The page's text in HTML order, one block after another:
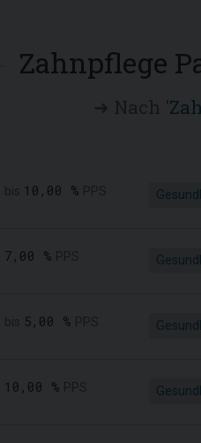
Zahnpflege
10,00 %
7,00 %
5,00 %
10,00 %